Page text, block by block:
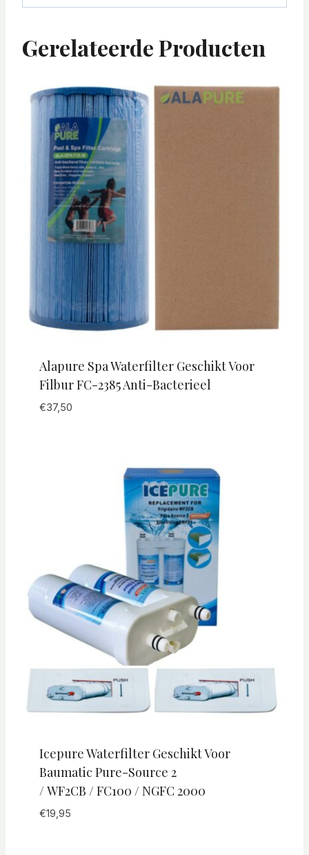
Gerelateerde Producten
Alapure Spa Waterfilter Geschikt Voor
Filbur FC-2385 Anti-Bacterieel
€37,50
Icepure Waterfilter Geschikt Voor
Baumatic Pure-Source 2
/ WF2CB / FC100 / NGFC 2000
€19,95